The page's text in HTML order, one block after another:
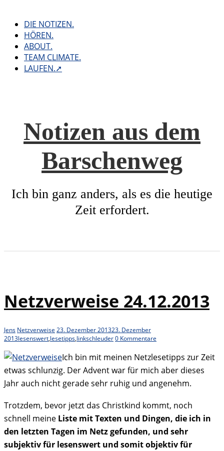
contentDIE NOTIZEN.
HÖREN.
ABOUT.
TEAM CLIMATE.
LAUFEN.➚
Notizen aus dem
Barschenweg
Ich bin ganz anders, als es die heutige
Zeit erfordert.
Netzverweise 24.12.2013
Jens Netzverweise 23. Dezember 201323. Dezember
2013lesenswert,lesetipps,linkschleuder0 Kommentare
Ich bin mit meinen Netzlesetipps zur Zeit
etwas schlunzig. Der Advent war für mich aber dieses
Jahr auch nicht gerade sehr ruhig und angenehm.
Trotzdem, bevor jetzt das Christkind kommt, noch
schnell meine Liste mit Texten und Dingen, die ich in
den letzten Tagen im Netz gefunden, und sehr
subjektiv für lesenswert und somit objektiv für